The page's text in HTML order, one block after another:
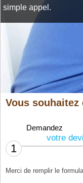
simple appel.
Vous
1
Demandez
votre
Merci de remplir le